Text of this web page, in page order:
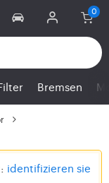
Bremsen
identifizieren sie